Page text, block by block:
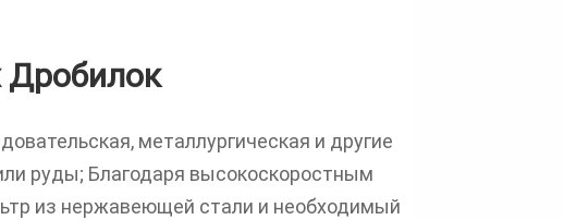
металлургическая и другие
руды; Благодаря высокоскоростным
из нержавеющей стали и необходимый